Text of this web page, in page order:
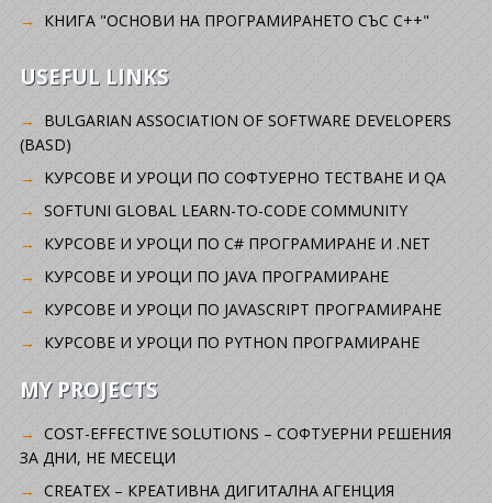
КНИГА "ОСНОВИ НА ПРОГРАМИРАНЕТО СЪС C++"
USEFUL LINKS
BULGARIAN ASSOCIATION OF SOFTWARE DEVELOPERS
(BASD)
KУРСОВЕ И УРОЦИ ПО СОФТУЕРНО ТЕСТВАНЕ И QA
SOFTUNI GLOBAL LEARN-TO-CODE COMMUNITY
КУРСОВЕ И УРОЦИ ПО C# ПРОГРАМИРАНЕ И .NET
КУРСОВЕ И УРОЦИ ПО JAVA ПРОГРАМИРАНЕ
КУРСОВЕ И УРОЦИ ПО JAVASCRIPT ПРОГРАМИРАНЕ
КУРСОВЕ И УРОЦИ ПО PYTHON ПРОГРАМИРАНЕ
MY PROJECTS
COST-EFFECTIVE SOLUTIONS – СОФТУЕРНИ РЕШЕНИЯ
ЗА ДНИ, НЕ МЕСЕЦИ
CREATEX – КРЕАТИВНА ДИГИТАЛНА АГЕНЦИЯ